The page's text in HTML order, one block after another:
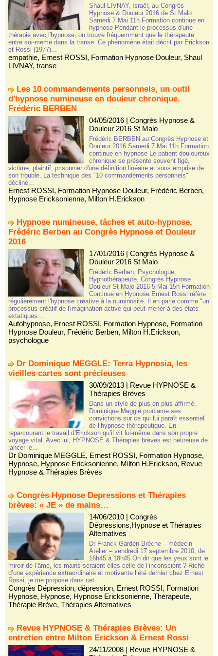
Shaul LIVNAY, Israël, au Congrès
Hypnose & Douleur 2016 de St Malo
Samedi 7 Mai 11h Formation continue en
hypnose Pendant le processus d'une
thérapie avec l'hypnose, on trouve fréquemment que le thérapeute
entre soi-meme dans la transe. Ce phénomène était décrit par Erickson
et Rossi (1977)...
empathie, Ernest ROSSI, Formation Hypnose Douleur, Shaul
LIVNAY, transe
Les 10 commandements personnels, un outil
d'hypnose numineuse en douleur chronique.
Frédéric BERBEN
04/05/2016| Congrès Hypnose &
Douleur 2016 St Malo
Frédéric BERBEN au Congrès Hypnose et
Douleur 2016 Samedi 7 Mai 11h Formation
continue en hypnose Le patient douloureux
chronique se présente souvent figé,
victime, plaintif, prisonnier d'une définition linéaire et sous emprise de
son trouble. La technique des "10 commandements personnels"
décline...
Ernest ROSSI, Formation Hypnose Douleur, Frédéric Berben,
Hypnose Ericksonienne, Milton H.Erickson
Hypnose numineuse, tâches et auto-hypnose.
Frédéric Berben au Congrès Hypnose et Douleur
2016
17/01/2016| Congrès Hypnose &
Douleur 2016 St Malo
Frédéric Berben, Psychologue,
Hypnothérapeute. Congrès Hypnose
Douleur St Malo 2016 5 Mai 15h Formation
Continue en Hypnose Ernest Rossi réfère
régulièrement l'hypnose créative à la numinosité. Il en parle comme "un
processus créatif de l'imagination active qui peut mener à des états
extatiques...
Autohypnose, Ernest ROSSI, Formation Hypnose, Formation
Hypnose Douleur, Frédéric Berben, Milton H.Erickson,
psychologue
Dr Dominique MEGGLE: Terra Hypnosia, les
vieilles cartes sont précieuses
30/09/2013| Revue HYPNOSE &
Thérapies Brèves
Dans un style de plus en plus affirmé,
Dominique Megglé proclame ses
convictions sur ce qui lui paraît essentiel
de l’hypnose thérapeutique. En
reparcourant le travail d’Erickson qu’il vit lui-même dans son propre
voyage vital. Avec lui, HYPNOSE & Thérapies brèves est heureuse de
lancer le...
Dr Dominique MEGGLE, Ernest ROSSI, Formation Hypnose,
Hypnose, Hypnose Ericksonienne, Milton H.Erickson, Revue
Hypnose & Thérapies Brèves
Congrès Hypnose Depressions et Thérapies
brèves: « JE » de mains…
14/06/2010| Congrès
Dépressions,Hypnose et Thérapies
Alternatives
Dr Franck Garden-Brèche – médecin
Atelier – vendredi 17 septembre 2010, de
16h45 à 18h45 On dit que les yeux sont le
miroir de l’âme, les mains seraient-elles celle de l’inconscient ? Riche
d’une expérience extraordinaire et motivante l’été dernier chez Ernest
Rossi, je me propose dans cet...
Congrès Dépression, dépression, Ernest ROSSI, Formation
Hypnose, Hypnose, Hypnose Ericksonienne, Thérapeute,
Thérapie Brève, Thérapies Alternatives
Revue HYPNOSE & Thérapies Brèves: Un
entretien entre Milton Erickson & Ernest Rossi
24/11/2008| Revue HYPNOSE &